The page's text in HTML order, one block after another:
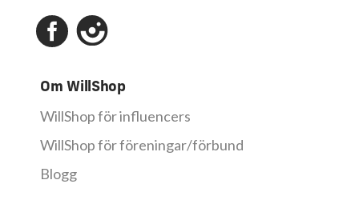
Om WillShop
WillShop för influencers
WillShop för föreningar/förbund
Blogg